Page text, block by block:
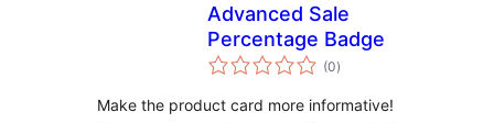
Advanced Sale
Percentage Badge
(0مجموعی
درجہ
)
Make the product card more informative!